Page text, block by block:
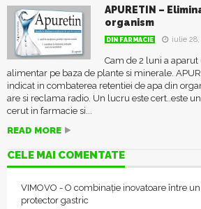
APURETIN –
organism
DIN FARMACIE iulie 28,
Cam de 2 luni a
alimentar pe baza de plante si minerale.
indicat in combaterea retentiei de apa din
are si reclama radio. Un lucru este cert..este
cerut in farmacie si...
READ MORE
CELE MAI COMENTATE
VIMOVO - O combinație inovatoare între
protector gastric